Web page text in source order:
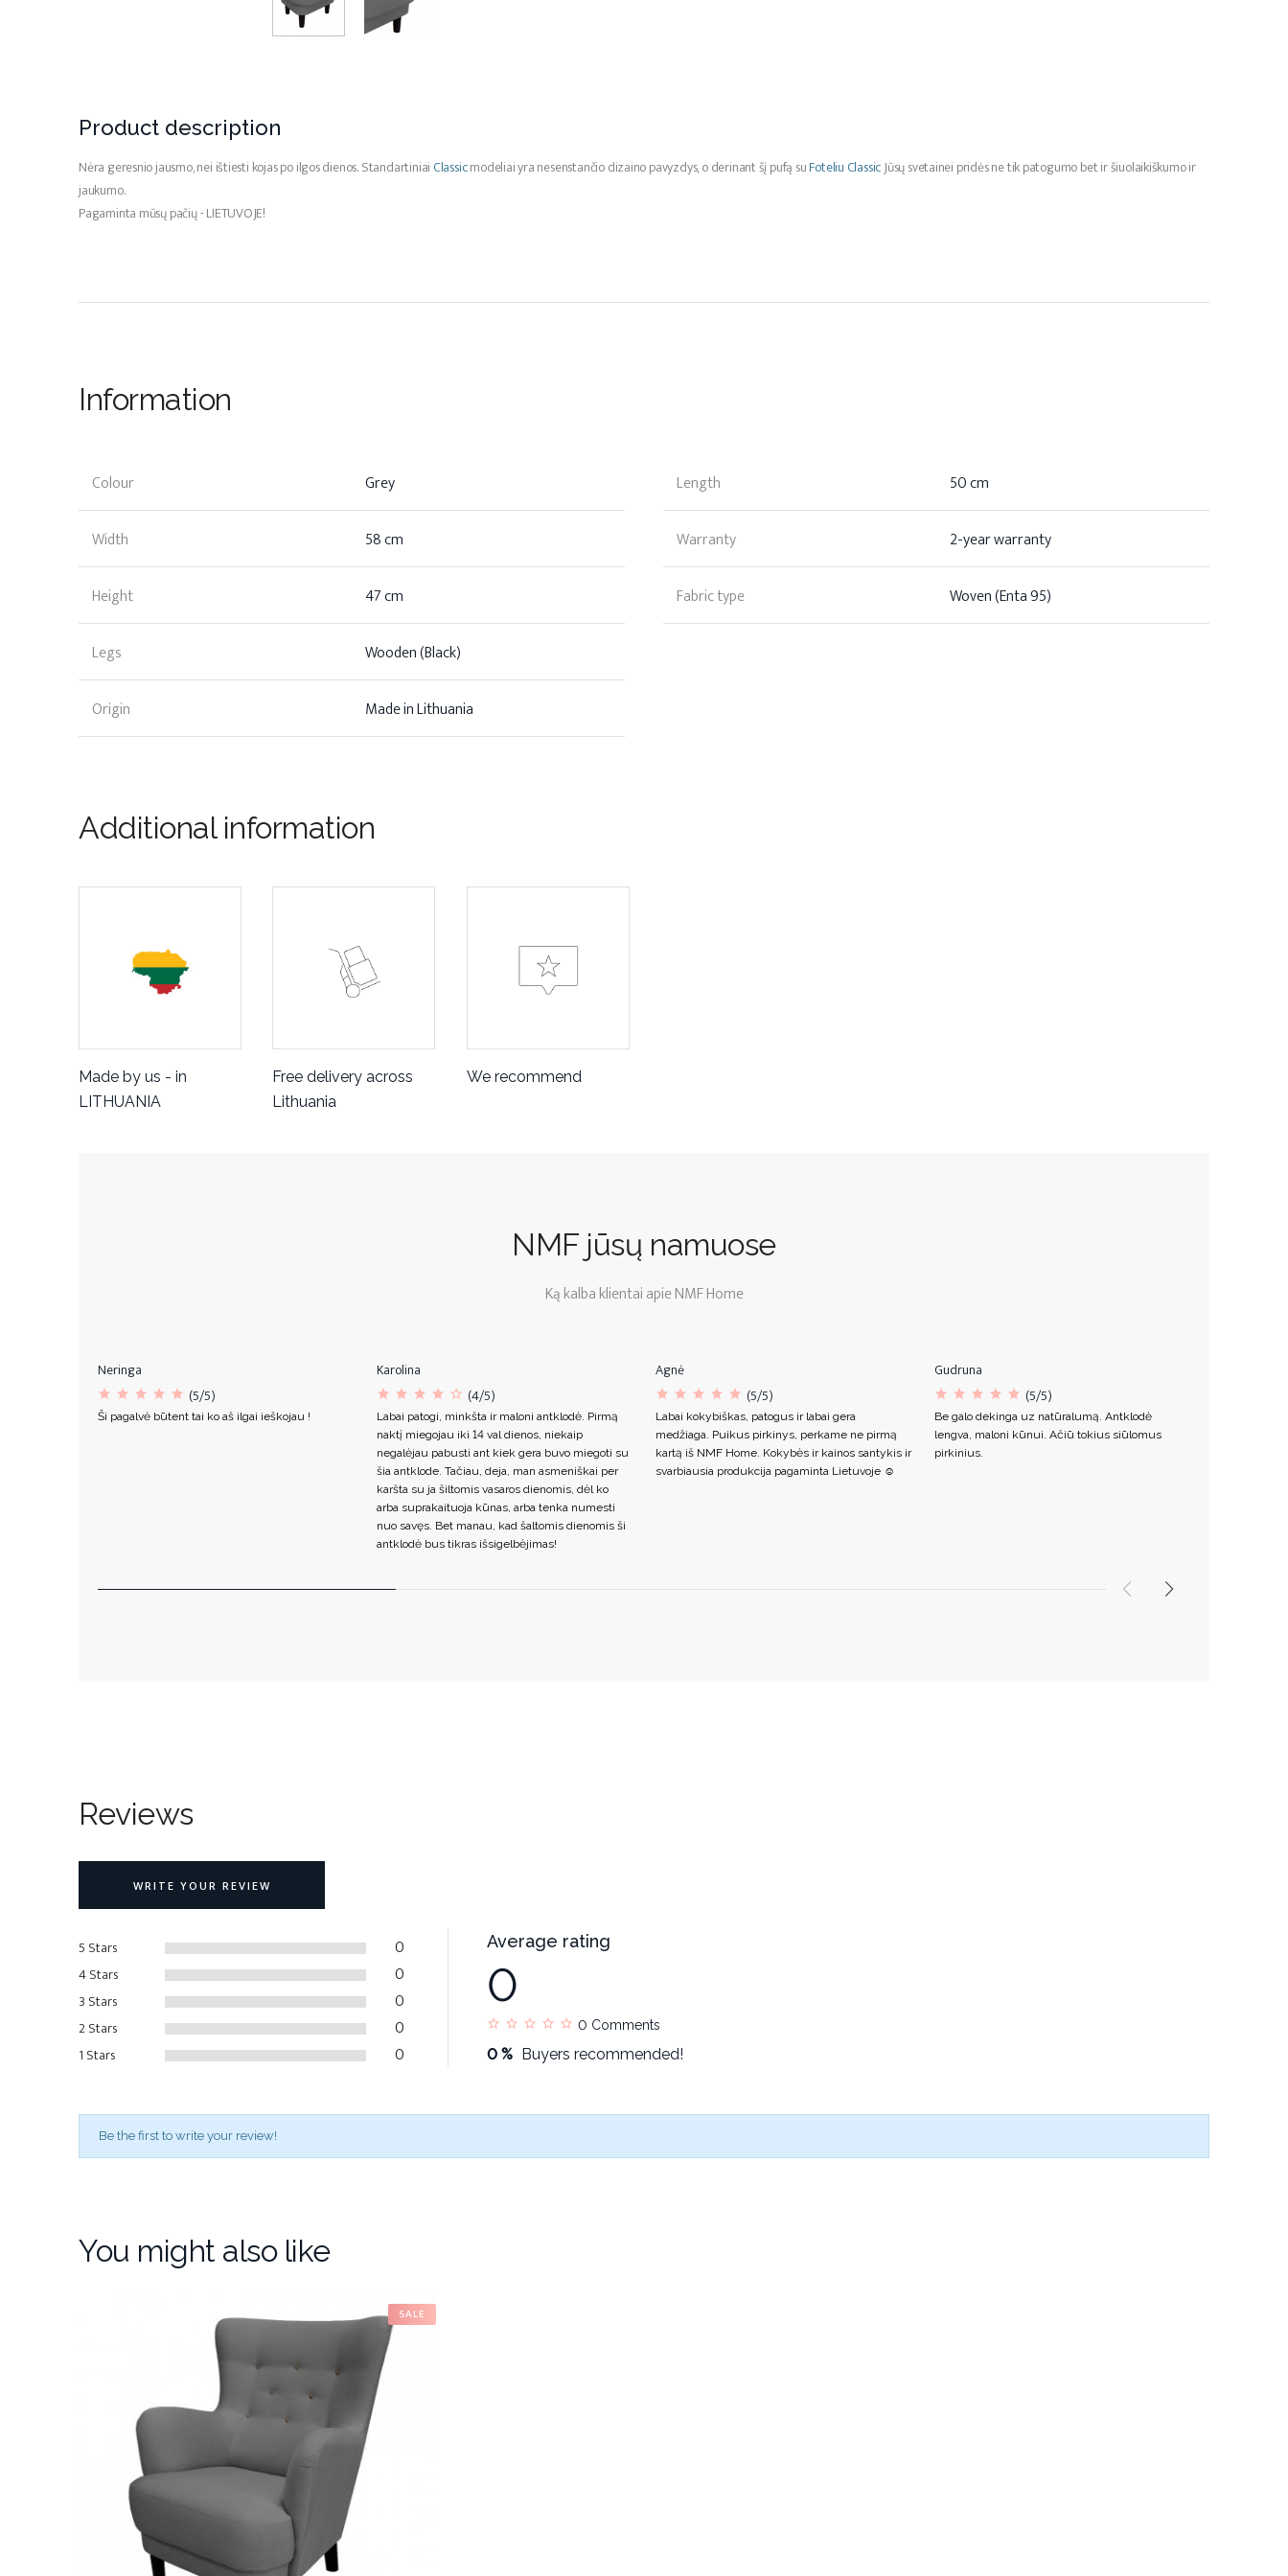
Product description
Nėra geresnio jausmo, nei ištiesti kojas po ilgos dienos. Standartiniai Classicmodeliai yra nesenstančio dizaino pavyzdys, o derinant šį pufą suFoteliu ClassicJūsų svetainei pridės ne tik patogumo bet ir šiuolaikiškumo ir
jaukumo.
Pagaminta mūsų pačių - LIETUVOJE!
Information
Colour Grey
Width 58 cm
Height 47 cm
Legs Wooden (Black)
Origin Made in Lithuania
Length 50 cm
Warranty 2-year warranty
Fabric type Woven (Enta 95)
Additional information
Made by us - in
LITHUANIA
Free delivery across
Lithuania
We recommend
NMF jūsų namuose
Ką kalba klientai apie NMF Home
Neringa
(5/5)
Ši pagalvė būtent tai ko aš ilgai ieškojau !
Karolina
(4/5)
Labai patogi, minkšta ir maloni antklodė. Pirmą
naktį miegojau iki 14 val dienos, niekaip
negalėjau pabusti ant kiek gera buvo miegoti su
šia antklode. Tačiau, deja, man asmeniškai per
karšta su ja šiltomis vasaros dienomis, dėl ko
arba suprakaituoja kūnas, arba tenka numesti
nuo savęs. Bet manau, kad šaltomis dienomis ši
antklodė bus tikras išsigelbėjimas!
Agnė
(5/5)
Labai kokybiškas, patogus ir labai gera
medžiaga. Puikus pirkinys, perkame ne pirmą
kartą iš NMF Home. Kokybės ir kainos santykis ir
svarbiausia produkcija pagaminta Lietuvoje ☺️
Gudruna
(5/5)
Be galo dekinga uz natūralumą. Antklodė
lengva, maloni kūnui. Ačiū tokius siūlomus
pirkinius.
Reviews
WRITE YOUR REVIEW
5 Stars 0
4 Stars 0
3 Stars 0
2 Stars 0
1 Stars 0
Average rating
0
0 Comments
0 % Buyers recommended!
Be the first to write your review!
You might also like
SALE